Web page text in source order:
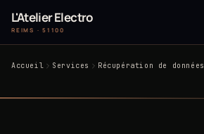
L'Atelier Electro
REIMS · 51100
Accueil Services Récupération de données